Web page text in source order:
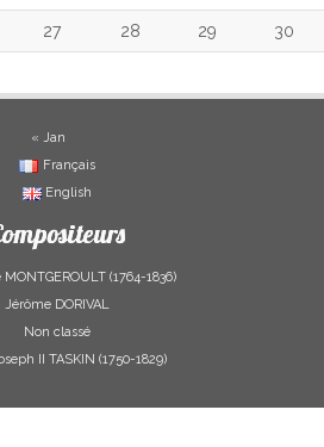
27 28 29 30
« Jan
Français
English
(1764-1836)
Jérôme DORIVAL
Non classé
II TASKIN (1750-1829)